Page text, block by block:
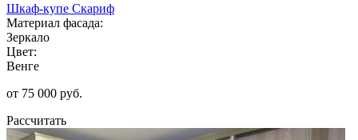
Шкаф-купе Скариф
Материал фасада:
Зеркало
Цвет:
Венге
от 75 000 руб.
Рассчитать